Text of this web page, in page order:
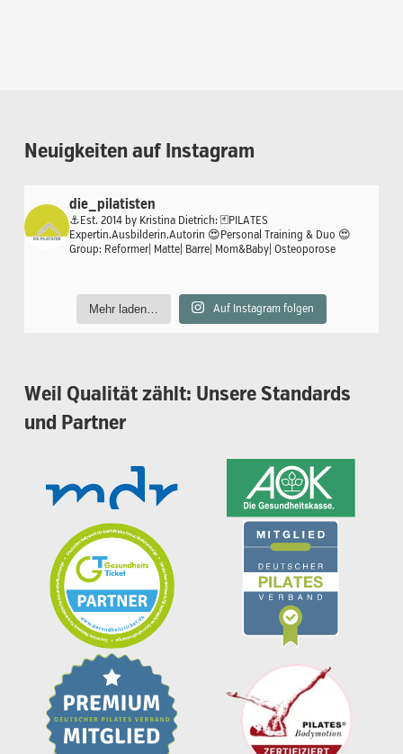
Neuigkeiten auf Instagram
die_pilatisten
⚓️Est. 2014 by Kristina Dietrich: 🃏PILATES
Expertin.Ausbilderin.Autorin 😍Personal Training & Duo 😍
Group: Reformer| Matte| Barre| Mom&Baby| Osteoporose
Mehr laden… Auf Instagram folgen
Weil Qualität zählt: Unsere Standards
und Partner